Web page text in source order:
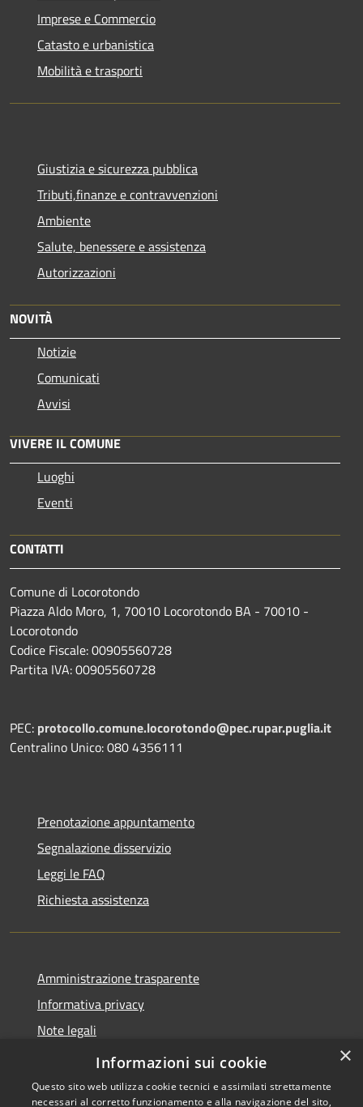
Imprese e Commercio
Catasto e urbanistica
Mobilità e trasporti
Giustizia e sicurezza pubblica
Tributi,finanze e contravvenzioni
Ambiente
Salute, benessere e assistenza
Autorizzazioni
NOVITÀ
Notizie
Comunicati
Avvisi
VIVERE IL COMUNE
Luoghi
Eventi
CONTATTI
Comune di Locorotondo
Piazza Aldo Moro, 1, 70010 Locorotondo BA - 70010 -
Locorotondo
Codice Fiscale: 00905560728
Partita IVA: 00905560728
PEC: protocollo.comune.locorotondo@pec.rupar.puglia.it
Centralino Unico: 080 4356111
Prenotazione appuntamento
Segnalazione disservizio
Leggi le FAQ
Richiesta assistenza
Amministrazione trasparente
Informativa privacy
Note legali
Dichiarazione di accessibilità
×
Informazioni sui cookie
Questo sito web utilizza cookie tecnici e assimilati strettamente
necessari al corretto funzionamento e alla navigazione del sito,